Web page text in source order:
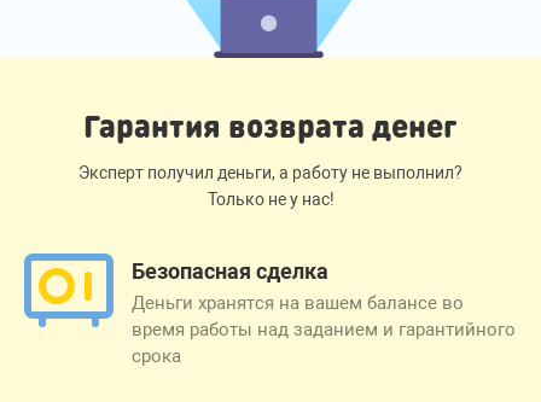
Гарантия возврата денег
Эксперт получил деньги, а работу не выполнил?
Только не у нас!
Безопасная сделка
Деньги хранятся на вашем балансе во
время работы над заданием и гарантийного
срока